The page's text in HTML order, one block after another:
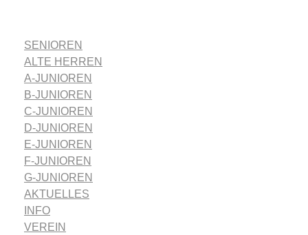
SENIOREN
ALTE HERREN
A-JUNIOREN
B-JUNIOREN
C-JUNIOREN
D-JUNIOREN
E-JUNIOREN
F-JUNIOREN
G-JUNIOREN
AKTUELLES
INFO
VEREIN